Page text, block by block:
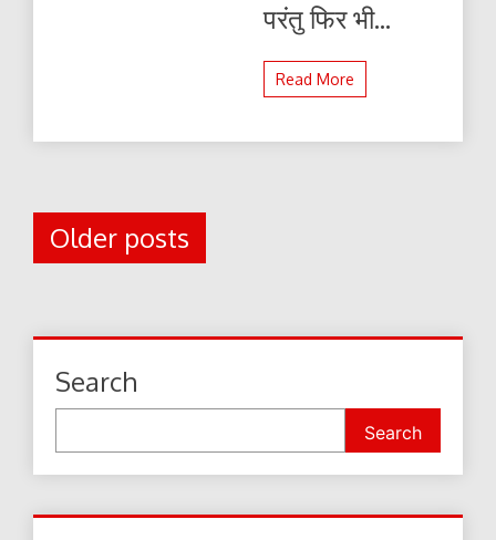
परंतु फिर भी...
Read More
Posts
Older posts
Search
Search